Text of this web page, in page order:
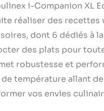
i-Companion XL
réaliser des recettes
dont 6 dédiés à
des plats pour
robustesse et
température allant
vos envies